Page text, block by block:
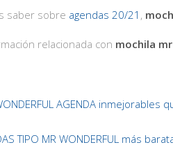
saber sobre agendas 20/21 ,
relacionada con mochila
AGENDA inmejorables
TIPO MR WONDERFUL más